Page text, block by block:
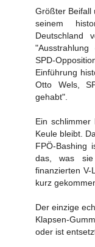
Größter Beifall
seinem
Deutschland
SPD-
Einführung
Otto Wels,
gehabt".
Ein
Keule bleibt.
FPÖ-Bashing
das, was
finanzierten
kurz
Der einzige
Klapsen-
oder ist